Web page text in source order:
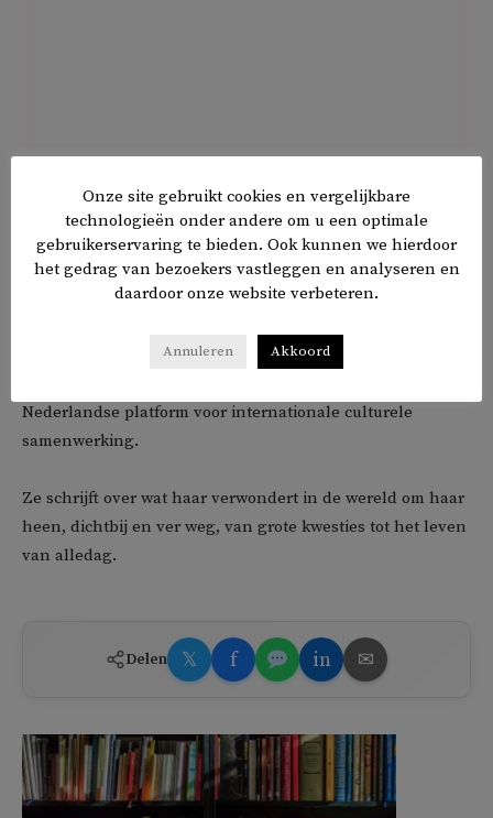
Kirsten van den Hul is Oost-Europadeskundige en
haar Egyptische man en katten Coco en Chanel. In het
Nederlandse platform voor internationale culturele
samenwerking.
Ze schrijft over wat haar verwondert in de wereld om haar
heen, dichtbij en ver weg, van grote kwesties tot het leven
van alledag.
Delen 𝕏 f in ✉
Onze site gebruikt cookies en vergelijkbare
technologieën onder andere om u een optimale
gebruikerservaring te bieden. Ook kunnen we hierdoor
het gedrag van bezoekers vastleggen en analyseren en
daardoor onze website verbeteren.
Annuleren Akkoord